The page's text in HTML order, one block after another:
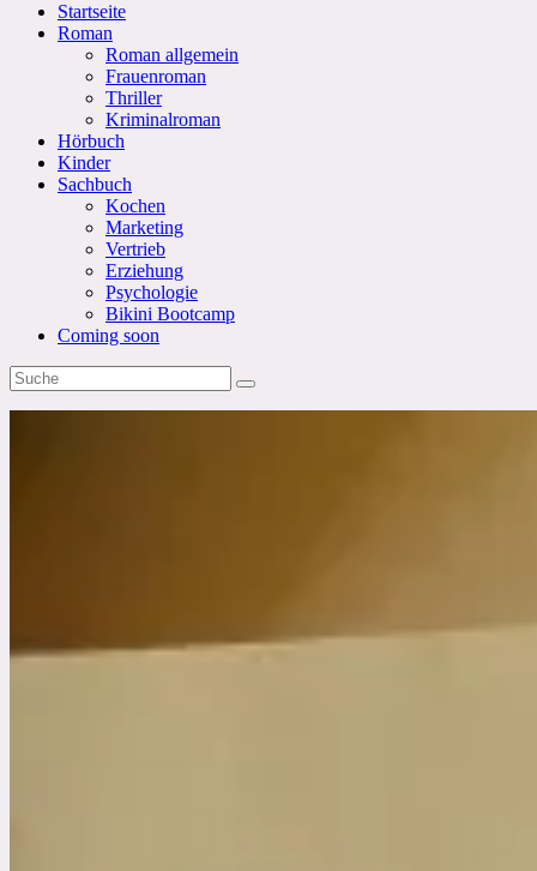
Startseite
Roman
Roman allgemein
Frauenroman
Thriller
Kriminalroman
Hörbuch
Kinder
Sachbuch
Kochen
Marketing
Vertrieb
Erziehung
Psychologie
Bikini Bootcamp
Coming soon